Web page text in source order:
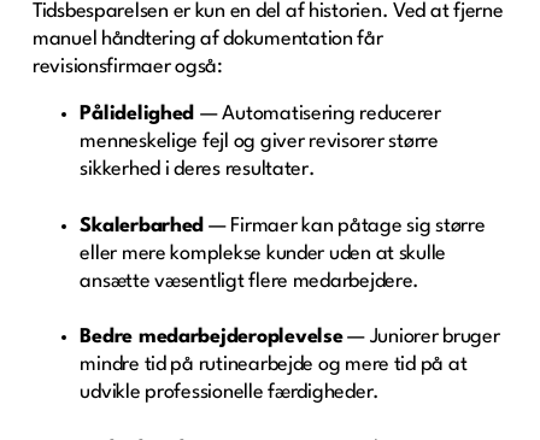
Tidsbesparelsen er kun en del af historien. Ved at fjerne
manuel håndtering af dokumentation får
revisionsfirmaer også:
Pålidelighed — Automatisering reducerer
menneskelige fejl og giver revisorer større
sikkerhed i deres resultater.
Skalerbarhed — Firmaer kan påtage sig større
eller mere komplekse kunder uden at skulle
ansætte væsentligt flere medarbejdere.
Bedre medarbejderoplevelse— Juniorer bruger
mindre tid på rutinearbejde og mere tid på at
udvikle professionelle færdigheder.